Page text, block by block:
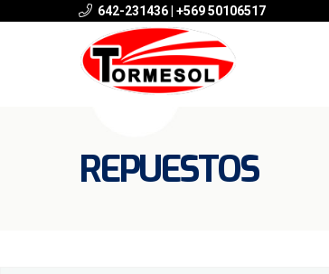
642-231436 | +569 50106517
REPUESTOS